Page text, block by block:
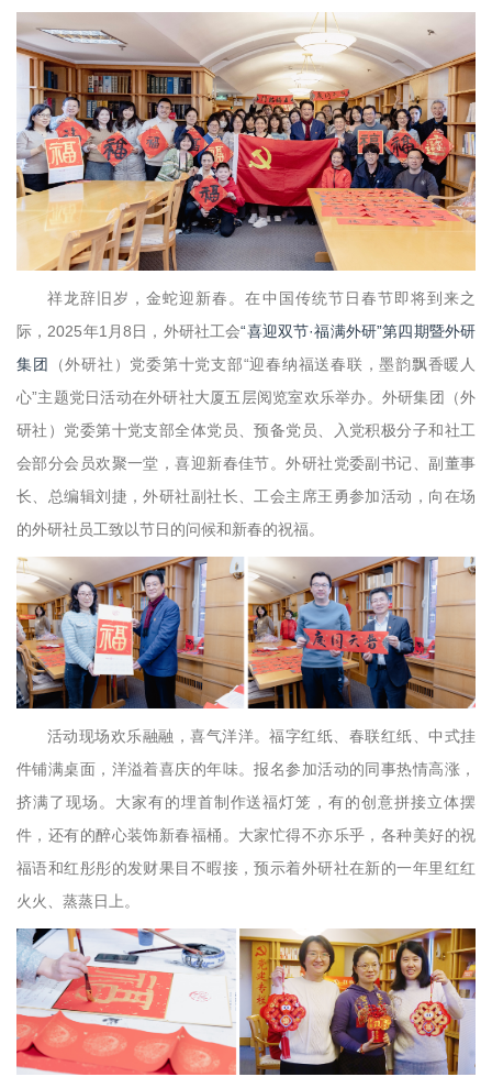
祥龙辞旧岁，金蛇迎新春。在中国传统节日春节即将到来之
际，2025年1月8日，外研社工会“喜迎双节·福满外研”第四期暨外研
集团
（外研社）党委第十党支部“迎春纳福送春联，墨韵飘香暖人
心”主题党日活动在外研社大厦五层阅览室欢乐举办。外研集团（外
研社）党委第十党支部全体党员、预备党员、入党积极分子和社工
会部分会员欢聚一堂，喜迎新春佳节。外研社党委副书记、副董事
长、总编辑刘捷，外研社副社长、工会主席王勇参加活动，向在场
的外研社员工致以节日的问候和新春的祝福。
活动现场欢乐融融，喜气洋洋。福字红纸、春联红纸、中式挂
件铺满桌面，洋溢着喜庆的年味。报名参加活动的同事热情高涨，
挤满了现场。大家有的埋首制作送福灯笼，有的创意拼接立体摆
件，还有的醉心装饰新春福桶。大家忙得不亦乐乎，各种美好的祝
福语和红彤彤的发财果目不暇接，预示着外研社在新的一年里红红
火火、蒸蒸日上。